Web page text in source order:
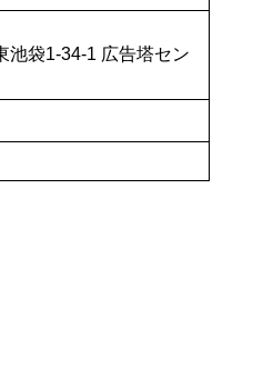
池袋1-34-1 広告塔セン